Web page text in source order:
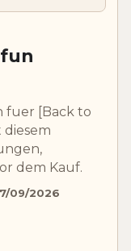
fuer [Back to
diesem
dem Kauf.
09/2026